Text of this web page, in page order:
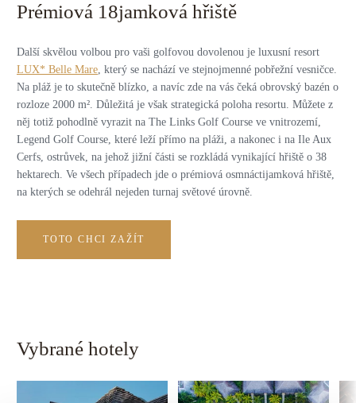
Prémiová 18jamková hřiště
Další skvělou volbou pro vaši golfovou dovolenou je luxusní resort
LUX* Belle Mare, který se nachází ve stejnojmenné pobřežní vesničce.
Na pláž je to skutečně blízko, a navíc zde na vás čeká obrovský bazén o
rozloze 2000 m². Důležitá je však strategická poloha resortu. Můžete z
něj totiž pohodlně vyrazit na The Links Golf Course ve vnitrozemí,
Legend Golf Course, které leží přímo na pláži, a nakonec i na Ile Aux
Cerfs, ostrůvek, na jehož jižní části se rozkládá vynikající hřiště o 38
hektarech. Ve všech případech jde o prémiová osmnáctijamková hřiště,
na kterých se odehrál nejeden turnaj světové úrovně.
TOTO CHCI ZAŽÍT
Vybrané hotely